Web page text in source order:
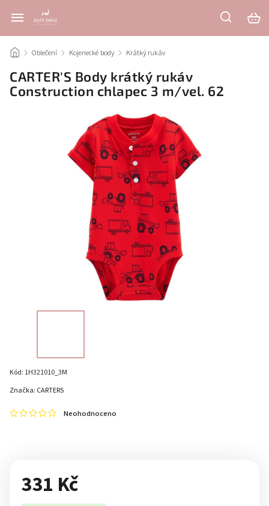
/ Oblečení / Kojenecké body / Krátký rukáv
CARTER'S Body krátký rukáv
Construction chlapec 3 m/vel. 62
Kód: 1H321010_3M
Neohodnoceno
Značka: CARTERS
331 Kč